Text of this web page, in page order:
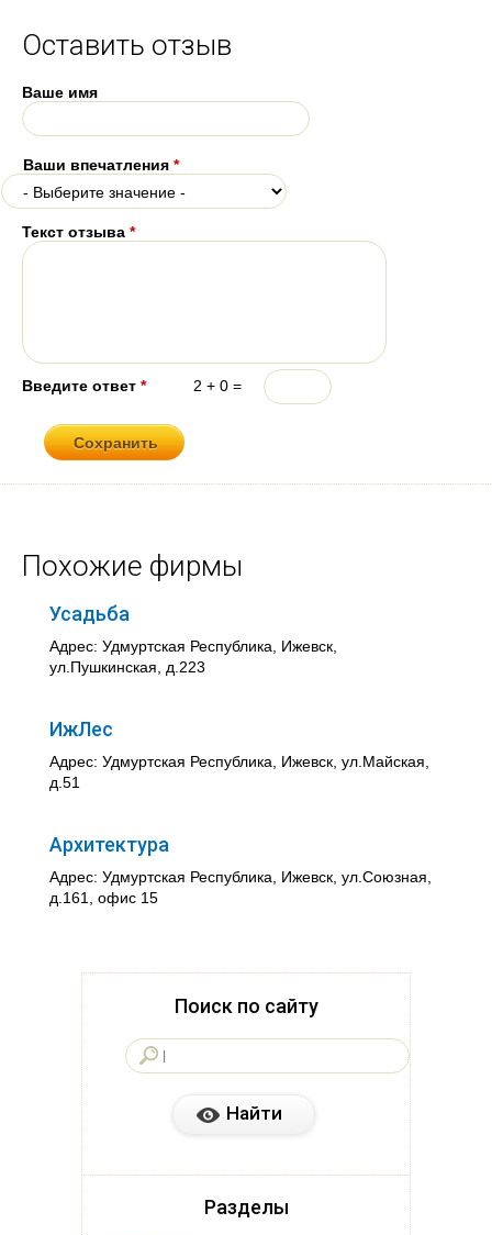
Оставить отзыв
Ваше имя
Ваши впечатления *
Текст отзыва *
Введите ответ * 2 + 0 =
Похожие фирмы
Усадьба
Адрес: Удмуртская Республика, Ижевск,
ул.Пушкинская, д.223
ИжЛес
Адрес: Удмуртская Республика, Ижевск, ул.Майская,
д.51
Архитектура
Адрес: Удмуртская Республика, Ижевск, ул.Союзная,
д.161, офис 15
Поиск по сайту
Разделы